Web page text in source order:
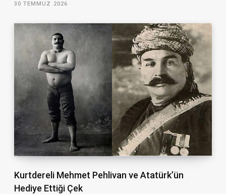
30 TEMMUZ 2026
Kurtdereli Mehmet Pehlivan ve Atatürk’ün
Hediye Ettiği Çek